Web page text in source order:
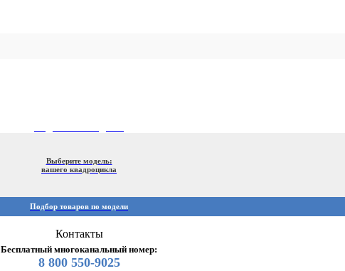
Выберите модель:
вашего квадроцикла
Подбор товаров по модели
Контакты
Бесплатный многоканальный номер:
8 800 550-9025